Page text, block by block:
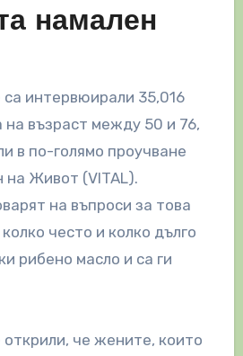
намален
интервюирали 35,016
възраст между 50 и 76,
в по-голямо проучване
на Живот (VITAL).
на въпроси за това
често и колко дълго
рибено масло и са ги
че жените, които